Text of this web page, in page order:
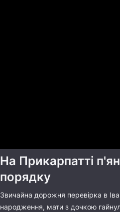
На Прикарпатті
порядку
Звичайна дорожня перевірка в
народження, мати з дочкою